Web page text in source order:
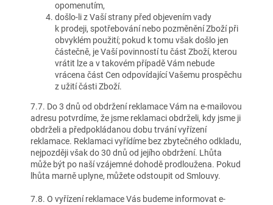
opomenutím,
došlo-li z Vaší strany před objevením vady
k prodeji, spotřebování nebo pozměnění Zboží při
obvyklém použití; pokud k tomu však došlo jen
částečně, je Vaší povinností tu část Zboží, kterou
vrátit lze a v takovém případě Vám nebude
vrácena část Cen odpovídající Vašemu prospěchu
z užití části Zboží.
7.7. Do 3 dnů od obdržení reklamace Vám na e-mailovou
adresu potvrdíme, že jsme reklamaci obdrželi, kdy jsme ji
obdrželi a předpokládanou dobu trvání vyřízení
reklamace. Reklamaci vyřídíme bez zbytečného odkladu,
nejpozději však do 30 dnů od jejího obdržení. Lhůta
může být po naší vzájemné dohodě prodloužena. Pokud
lhůta marně uplyne, můžete odstoupit od Smlouvy.
7.8. O vyřízení reklamace Vás budeme informovat e-